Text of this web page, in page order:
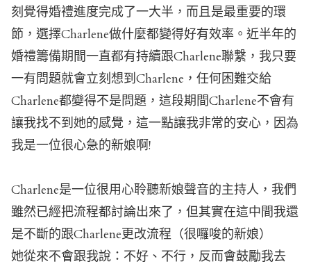
刻覺得婚禮進度完成了一大半，而且是最重要的環
節，選擇Charlene做什麼都變得好有效率。近半年的
婚禮籌備期間一直都有持續跟Charlene聯繫，我只要
一有問題就會立刻想到Charlene，任何困難交給
Charlene都變得不是問題，這段期間Charlene不會有
讓我找不到她的感覺，這一點讓我非常的安心，因為
我是一位很心急的新娘啊!
Charlene是一位很用心聆聽新娘聲音的主持人，我們
雖然已經把流程都討論出來了，但其實在這中間我還
是不斷的跟Charlene更改流程（很囉唆的新娘）
她從來不會跟我說：不好、不行，反而會鼓勵我去